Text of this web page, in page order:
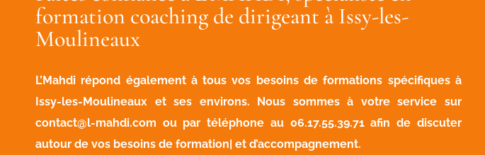
formation coaching de dirigeant à Issy-les-
Moulineaux
L’Mahdi répond également à tous vos besoins de formations spécifiques à
Issy-les-Moulineaux et ses environs. Nous sommes à votre service sur
contact@l-mahdi.com ou par téléphone au 06.17.55.39.71afin de discuter
autour de vos besoins de formation| et d’accompagnement.